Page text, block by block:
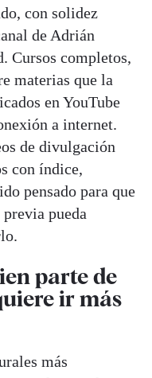
con solidez
de Adrián
Cursos completos,
materias que la
en YouTube
a internet.
de divulgación
con índice,
pensado para que
pueda
parte de
ir más
más